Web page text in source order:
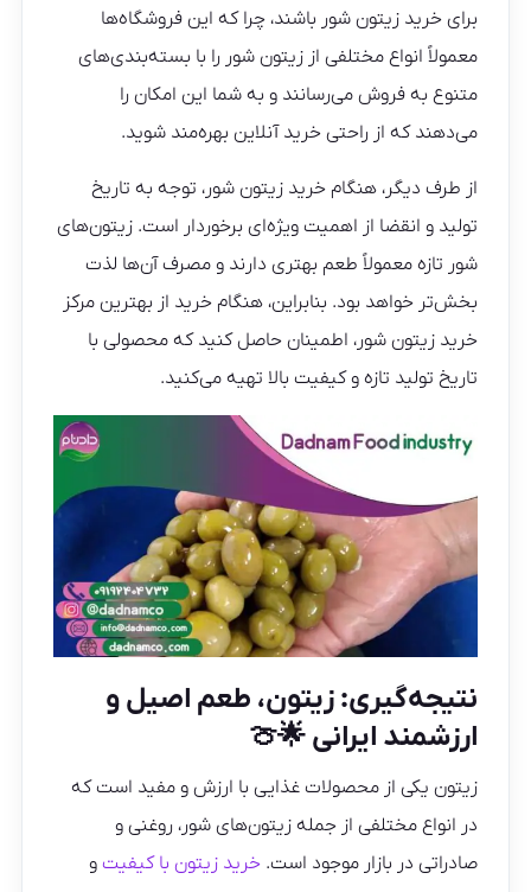
برای خرید زیتون شور باشند، چرا که این فروشگاه‌ها
معمولاً انواع مختلفی از زیتون شور را با بسته‌بندی‌های
متنوع به فروش می‌رسانند و به شما این امکان را
می‌دهند که از راحتی خرید آنلاین بهره‌مند شوید.
از طرف دیگر، هنگام خرید زیتون شور، توجه به تاریخ
تولید و انقضا از اهمیت ویژه‌ای برخوردار است. زیتون‌های
شور تازه معمولاً طعم بهتری دارند و مصرف آن‌ها لذت‌
بخش‌تر خواهد بود. بنابراین، هنگام خرید از بهترین مرکز
خرید زیتون شور، اطمینان حاصل کنید که محصولی با
تاریخ تولید تازه و کیفیت بالا تهیه می‌کنید.
نتیجه‌گیری: زیتون، طعم اصیل و
ارزشمند ایرانی 🌟🍈
زیتون یکی از محصولات غذایی با ارزش و مفید است که
در انواع مختلفی از جمله زیتون‌های شور، روغنی و
صادراتی در بازار موجود است.خرید زیتون با کیفیت و